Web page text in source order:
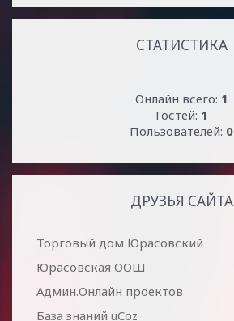
СТАТИСТИКА
Онлайн всего: 1
Гостей: 1
Пользователей: 0
ДРУЗЬЯ САЙТА
Торговый дом Юрасовский
Юрасовская ООШ
Админ.Онлайн проектов
База знаний uCoz